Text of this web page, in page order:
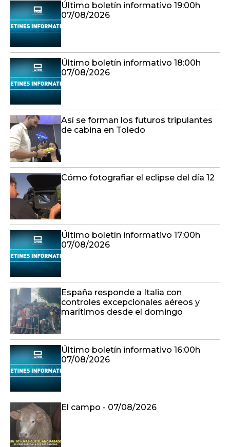
Último boletín informativo 19:00h
07/08/2026
Último boletín informativo 18:00h
07/08/2026
Así se forman los futuros tripulantes
de cabina en Toledo
Cómo fotografiar el eclipse del día 12
Último boletín informativo 17:00h
07/08/2026
España responde a Italia con
controles excepcionales aéreos y
marítimos desde el domingo
Último boletín informativo 16:00h
07/08/2026
El campo - 07/08/2026